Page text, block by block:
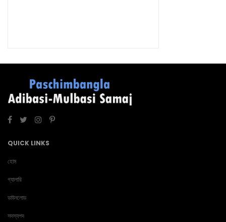
QUICK LINKS
হোম
গ্যালারি
ডাউনলোড
সদস্যপদ